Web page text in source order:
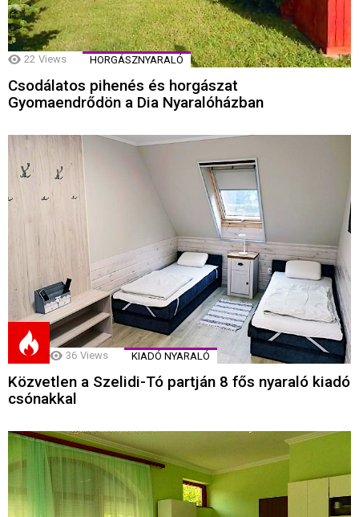
22 Views HORGÁSZNYARALÓ
Csodálatos pihenés és horgászat
Gyomaendrődön a Dia Nyaralóházban
36 Views KIADÓ NYARALÓ
Közvetlen a Szelidi-Tó partján 8 fős nyaraló kiadó
csónakkal